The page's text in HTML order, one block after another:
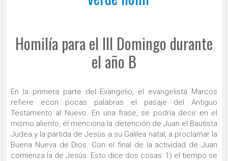
Homilía para el III Domingo durante
el año B
En la primera parte del Evangelio, el evangelista Marcos
refiere econ pocas palabras el pasaje del Antiguo
Testamento al Nuevo. En una frase, se podría decir en el
mismo aliento, él menciona la detención de Juan el Bautista
Judea y la partida de Jesús a su Galilea natal, a proclamar la
Buena Nueva de Dios. Con el final de la actividad de Juan
comienza la de Jesús. Esto dice dos cosas: 1) el tiempo se